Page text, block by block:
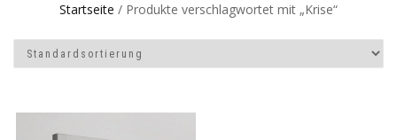
Startseite / Produkte verschlagwortet mit „Krise“